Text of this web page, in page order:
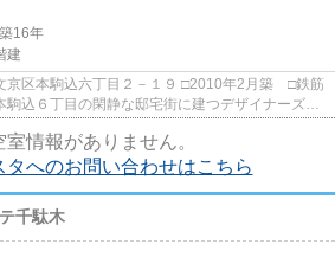
16年
建
室情報がありません。
タへのお問い合わせはこちら
千駄木